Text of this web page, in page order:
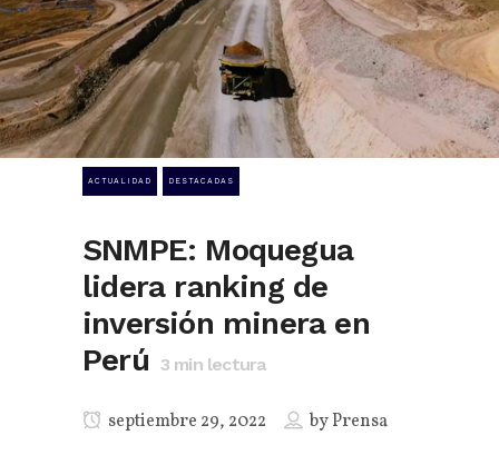
ACTUALIDAD DESTACADAS
SNMPE: Moquegua
lidera ranking de
inversión minera en
Perú 3 min lectura
septiembre 29, 2022 byPrensa